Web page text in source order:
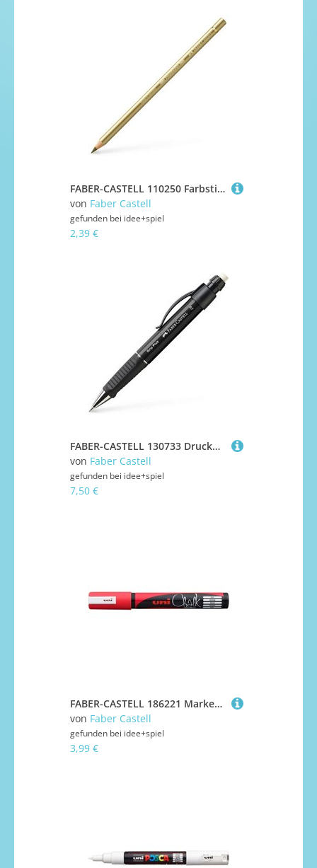
FABER-CASTELL 110250 Farbstift Polychromos Farbe 250 gold
von Faber Castell
gefunden bei idee+spiel
2,39 €
FABER-CASTELL 130733 Druckbleistift GRIP PLUS 0,7mm schwarz
von Faber Castell
gefunden bei idee+spiel
7,50 €
FABER-CASTELL 186221 Marker UNI CHALK MARKER PWE-5M rot
von Faber Castell
gefunden bei idee+spiel
3,99 €